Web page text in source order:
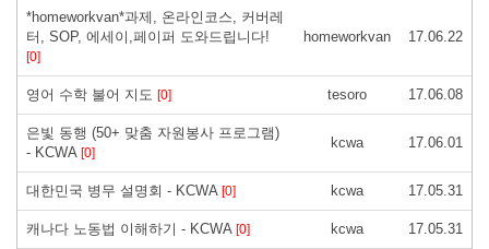
*homeworkvan*과제, 온라인코스, 커버레
터, SOP, 에세이,페이퍼 도와드립니다!
[0]
homeworkvan 17.06.22
영어 수학 불어 지도 [0] tesoro 17.06.08
은빛 동행 (50+ 맞춤 자원봉사 프로그램)
- KCWA [0]
kcwa 17.06.01
대한민국 병무 설명회 - KCWA [0] kcwa 17.05.31
캐나다 노동법 이해하기 - KCWA [0] kcwa 17.05.31